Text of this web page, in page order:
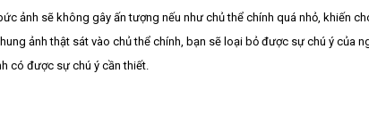
ảnh sẽ không gây ấn tượng nếu như chủ thể chính quá nhỏ, khiến
ảnh thật sát vào chủ thể chính, bạn sẽ loại bỏ được sự chú ý của
có được sự chú ý cần thiết.